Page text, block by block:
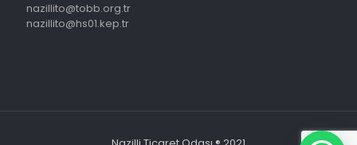
nazillito@tobb.org.tr
nazillito@hs01.kep.tr